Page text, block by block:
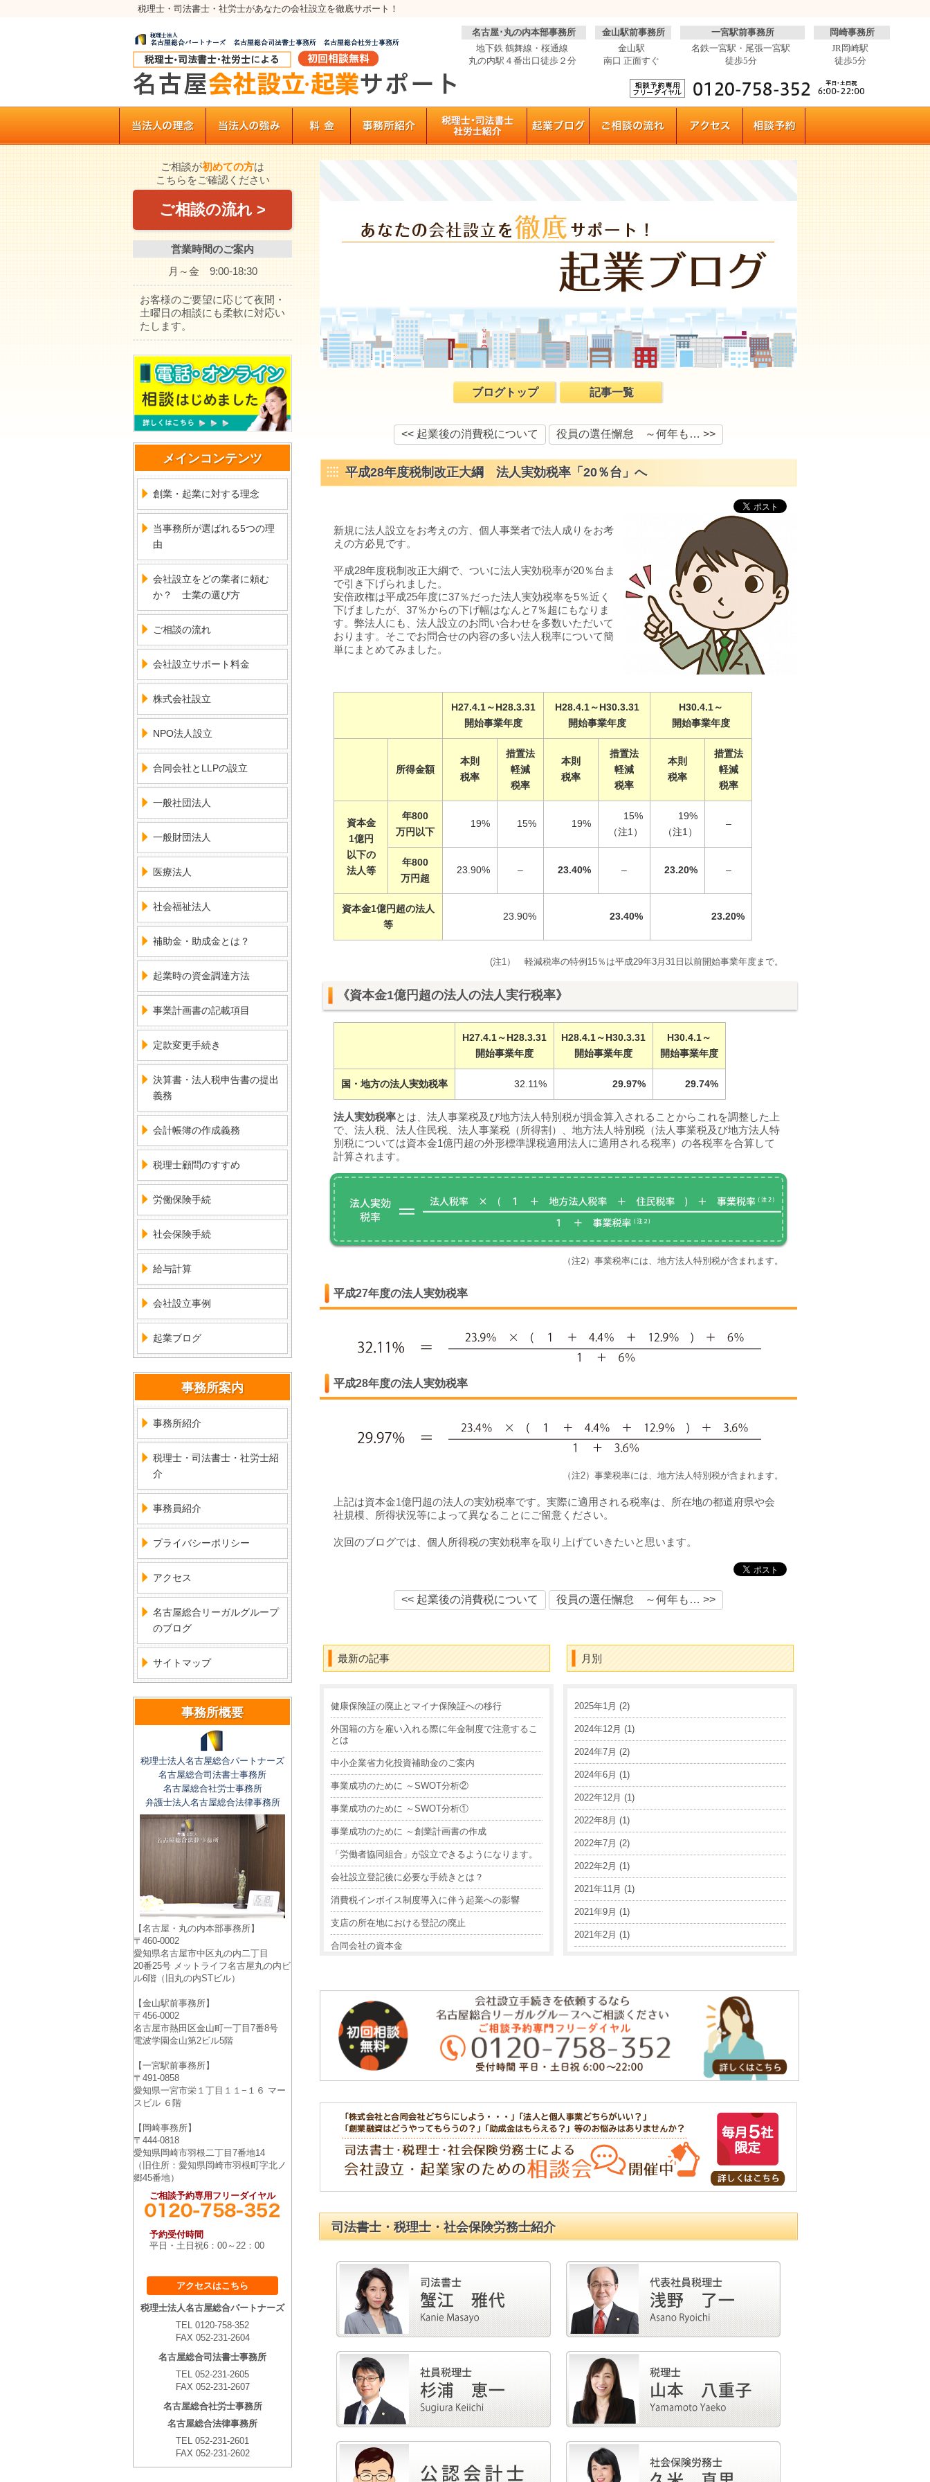
税理士・司法書士・社労士があなたの会社設立を徹底サポート！
名古屋･丸の内本部事務所
地下鉄 鶴舞線・桜通線
丸の内駅４番出口徒歩２分
金山駅前事務所
金山駅
南口 正面すぐ
一宮駅前事務所
名鉄一宮駅・尾張一宮駅
徒歩5分
岡崎事務所
JR岡崎駅
徒歩5分
ブログトップ 記事一覧
<< 起業後の消費税について 役員の選任懈怠 ～何年も… >>
平成28年度税制改正大綱 法人実効税率「20％台」へ
新規に法人設立をお考えの方、個人事業者で法人成りをお考
えの方必見です。
平成28年度税制改正大綱で、ついに法人実効税率が20％台ま
で引き下げられました。
安倍政権は平成25年度に37％だった法人実効税率を5％近く
下げましたが、37％からの下げ幅はなんと7％超にもなりま
す。弊法人にも、法人設立のお問い合わせを多数いただいて
おります。そこでお問合せの内容の多い法人税率について簡
単にまとめてみました。
H27.4.1～H28.3.31
開始事業年度
H28.4.1～H30.3.31
開始事業年度
H30.4.1～
開始事業年度
所得金額
本則
税率
措置法
軽減
税率
本則
税率
措置法
軽減
税率
本則
税率
措置法
軽減
税率
資本金
1億円
以下の
法人等
年800
万円以下
19% 15% 19%
15%
（注1）
19%
（注1）
–
年800
万円超
23.90% – 23.40% – 23.20% –
資本金1億円超の法人
等
23.90% 23.40% 23.20%
(注1） 軽減税率の特例15％は平成29年3月31日以前開始事業年度まで。
《資本金1億円超の法人の法人実行税率》
H27.4.1～H28.3.31
開始事業年度
H28.4.1～H30.3.31
開始事業年度
H30.4.1～
開始事業年度
国・地方の法人実効税率 32.11% 29.97% 29.74%
法人実効税率とは、法人事業税及び地方法人特別税が損金算入されることからこれを調整した上
で、法人税、法人住民税、法人事業税（所得割）、地方法人特別税（法人事業税及び地方法人特
別税については資本金1億円超の外形標準課税適用法人に適用される税率）の各税率を合算して
計算されます。
（注2）事業税率には、地方法人特別税が含まれます。
平成27年度の法人実効税率
平成28年度の法人実効税率
（注2）事業税率には、地方法人特別税が含まれます。
上記は資本金1億円超の法人の実効税率です。実際に適用される税率は、所在地の都道府県や会
社規模、所得状況等によって異なることにご留意ください。
次回のブログでは、個人所得税の実効税率を取り上げていきたいと思います。
<< 起業後の消費税について 役員の選任懈怠 ～何年も… >>
最新の記事
健康保険証の廃止とマイナ保険証への移行
外国籍の方を雇い入れる際に年金制度で注意するこ
とは
中小企業省力化投資補助金のご案内
事業成功のために ～SWOT分析②
事業成功のために ～SWOT分析①
事業成功のために ～創業計画書の作成
「労働者協同組合」が設立できるようになります。
会社設立登記後に必要な手続きとは？
消費税インボイス制度導入に伴う起業への影響
支店の所在地における登記の廃止
合同会社の資本金
LLPとは？
決算月はどうやって決めるの??
目的とは
『特例有限会社の商号変更による株式会社の設立登
記』って何？
過去の申告書控えが見当たらない場合の対処法
平成31年税制改正後の法人の実効税率
会社設立をお考えの方が知っておかなければいけな
い消費税の本則課税と簡易課税
月別
2025年1月 (2)
2024年12月 (1)
2024年7月 (2)
2024年6月 (1)
2022年12月 (1)
2022年8月 (1)
2022年7月 (2)
2022年2月 (1)
2021年11月 (1)
2021年9月 (1)
2021年2月 (1)
2019年11月 (1)
2019年10月 (1)
2019年6月 (1)
2019年5月 (1)
2019年2月 (1)
2018年12月 (1)
2018年11月 (2)
2017年12月 (1)
2017年11月 (1)
2017年9月 (1)
2017年6月 (1)
2017年2月 (2)
2017年1月 (1)
2016年11月 (1)
司法書士・税理士・社会保険労務士紹介
ご相談が初めての方は
こちらをご確認ください
ご相談の流れ >
営業時間のご案内
月～金 9:00-18:30
お客様のご要望に応じて夜間・
土曜日の相談にも柔軟に対応い
たします。
メインコンテンツ
創業・起業に対する理念
当事務所が選ばれる5つの理
由
会社設立をどの業者に頼む
か？ 士業の選び方
ご相談の流れ
会社設立サポート料金
株式会社設立
NPO法人設立
合同会社とLLPの設立
一般社団法人
一般財団法人
医療法人
社会福祉法人
補助金・助成金とは？
起業時の資金調達方法
事業計画書の記載項目
定款変更手続き
決算書・法人税申告書の提出
義務
会計帳簿の作成義務
税理士顧問のすすめ
労働保険手続
社会保険手続
給与計算
会社設立事例
起業ブログ
事務所案内
事務所紹介
税理士・司法書士・社労士紹
介
事務員紹介
プライバシーポリシー
アクセス
名古屋総合リーガルグループ
のブログ
サイトマップ
事務所概要
税理士法人名古屋総合パートナーズ
名古屋総合司法書士事務所
名古屋総合社労士事務所
弁護士法人名古屋総合法律事務所
【名古屋・丸の内本部事務所】
〒460-0002
愛知県名古屋市中区丸の内二丁目
20番25号 メットライフ名古屋丸の内ビ
ル6階（旧丸の内STビル）
【金山駅前事務所】
〒456-0002
名古屋市熱田区金山町一丁目7番8号
電波学園金山第2ビル5階
【一宮駅前事務所】
〒491-0858
愛知県一宮市栄１丁目１１−１６ マー
スビル ６階
【岡崎事務所】
〒444-0818
愛知県岡崎市羽根二丁目7番地14
（旧住所：愛知県岡崎市羽根町字北ノ
郷45番地）
ご相談予約専用フリーダイヤル
予約受付時間
平日・土日祝6：00～22：00
アクセスはこちら
税理士法人名古屋総合パートナーズ
TEL 0120-758-352
FAX 052-231-2604
名古屋総合司法書士事務所
TEL 052-231-2605
FAX 052-231-2607
名古屋総合社労士事務所
名古屋総合法律事務所
TEL 052-231-2601
FAX 052-231-2602